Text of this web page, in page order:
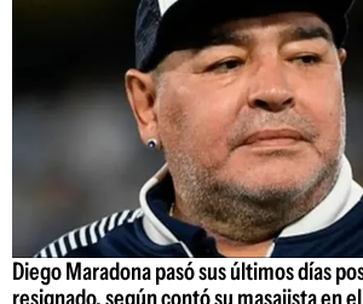
Diego Maradona pasó sus últimos días
resignado, según contó su masajista en